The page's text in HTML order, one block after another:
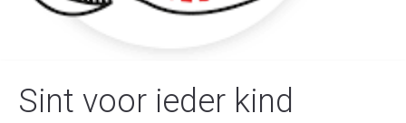
Sint voor ieder kind